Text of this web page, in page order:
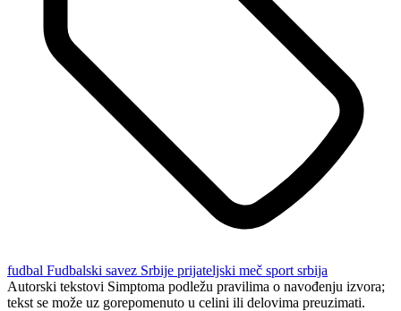
fudbal Fudbalski savez Srbije prijateljski meč sport srbija
Autorski tekstovi Simptoma podležu pravilima o navođenju izvora;
tekst se može uz gorepomenuto u celini ili delovima preuzimati.